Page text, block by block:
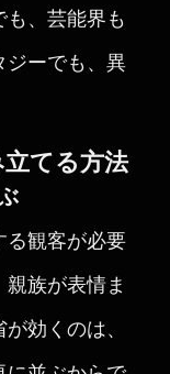
、芸能界も
ジーでも、異
てる方法
る観客が必要
族が表情ま
効くのは、